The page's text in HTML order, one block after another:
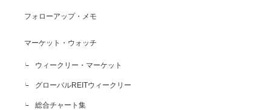
フォローアップ・メモ
マーケット・ウォッチ
ウィークリー・マーケット
グローバルREITウィークリー
総合チャート集